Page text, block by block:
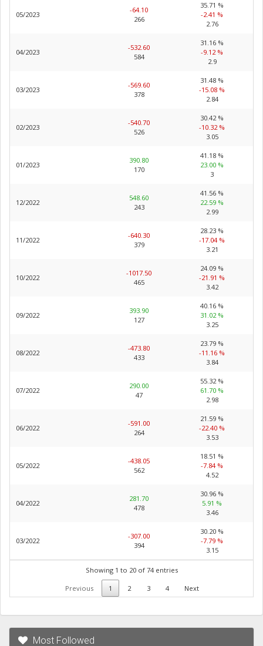
05/2023
-64.10
266
35.71 %
-2.41 %
2.76
04/2023
-532.60
584
31.16 %
-9.12 %
2.9
03/2023
-569.60
378
31.48 %
-15.08 %
2.84
02/2023
-540.70
526
30.42 %
-10.32 %
3.05
01/2023
390.80
170
41.18 %
23.00 %
3
12/2022
548.60
243
41.56 %
22.59 %
2.99
11/2022
-640.30
379
28.23 %
-17.04 %
3.21
10/2022
-1017.50
465
24.09 %
-21.91 %
3.42
09/2022
393.90
127
40.16 %
31.02 %
3.25
08/2022
-473.80
433
23.79 %
-11.16 %
3.84
07/2022
290.00
47
55.32 %
61.70 %
2.98
06/2022
-591.00
264
21.59 %
-22.40 %
3.53
05/2022
-438.05
562
18.51 %
-7.84 %
4.52
04/2022
281.70
478
30.96 %
5.91 %
3.46
03/2022
-307.00
394
30.20 %
-7.79 %
3.15
Showing 1 to 20 of 74 entries
Previous 1 2 3 4 Next
Most Followed